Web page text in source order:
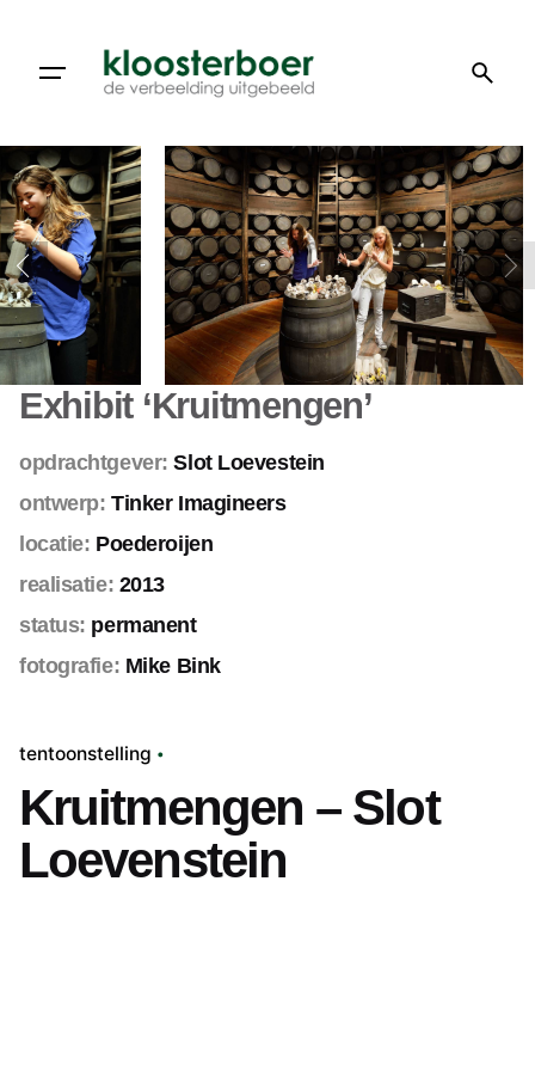
artikel
Exhibit ‘Kruitmengen’
opdrachtgever: Slot Loevestein
ontwerp: Tinker Imagineers
locatie: Poederoijen
realisatie: 2013
status: permanent
fotografie: Mike Bink
tentoonstelling
Kruitmengen – Slot
Loevenstein